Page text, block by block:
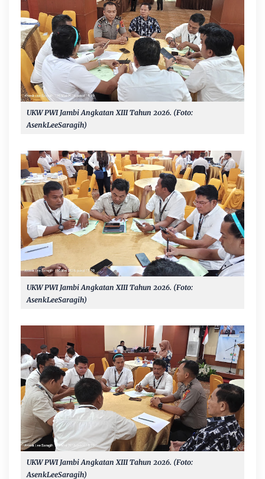
UKW PWI Jambi Angkatan XIII Tahun 2026. (Foto:
AsenkLeeSaragih)
UKW PWI Jambi Angkatan XIII Tahun 2026. (Foto:
AsenkLeeSaragih)
UKW PWI Jambi Angkatan XIII Tahun 2026. (Foto:
AsenkLeeSaragih)